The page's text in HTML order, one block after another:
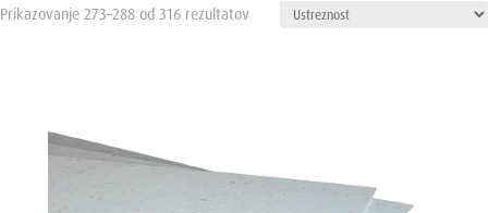
Prikazovanje 273–288 od 316 rezultatov